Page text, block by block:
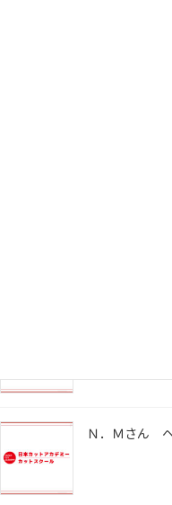
Ｎ．Ｍさん